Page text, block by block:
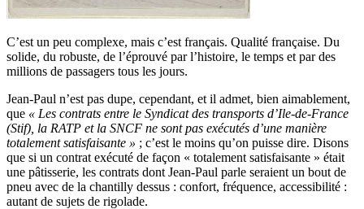
C’est un peu complexe, mais c’est français. Qualité française. Du
solide, du robuste, de l’éprouvé par l’histoire, le temps et par des
millions de passagers tous les jours.
Jean-Paul n’est pas dupe, cependant, et il admet, bien aimablement,
que « Les contrats entre le Syndicat des transports d’Ile-de-France
(Stif), la RATP et la SNCF ne sont pas exécutés d’une manière
totalement satisfaisante » ; c’est le moins qu’on puisse dire. Disons
que si un contrat exécuté de façon « totalement satisfaisante » était
une pâtisserie, les contrats dont Jean-Paul parle seraient un bout de
pneu avec de la chantilly dessus : confort, fréquence, accessibilité :
autant de sujets de rigolade.